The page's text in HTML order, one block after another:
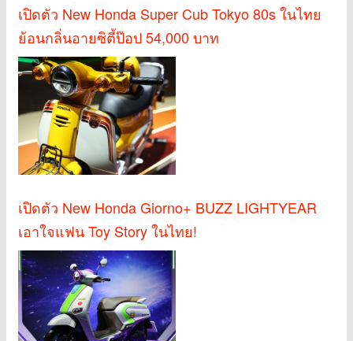
เปิดตัว New Honda Super Cub Tokyo 80s ในไทย
ย้อนกลิ่นอายซิตี้ป๊อป 54,000 บาท
เปิดตัว New Honda Giorno+ BUZZ LIGHTYEAR
เอาใจแฟน Toy Story ในไทย!